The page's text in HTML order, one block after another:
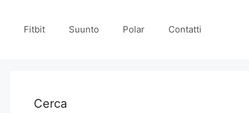
Fitbit Suunto Polar Contatti
Cerca